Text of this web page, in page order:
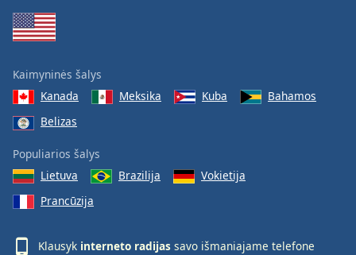
Kaimyninės šalys
Kanada
Meksika Kuba
Bahamos
Belizas
Populiarios šalys
Lietuva
Brazilija
Vokietija
Prancūzija
Klausyk interneto radijas savo išmaniajame telefone